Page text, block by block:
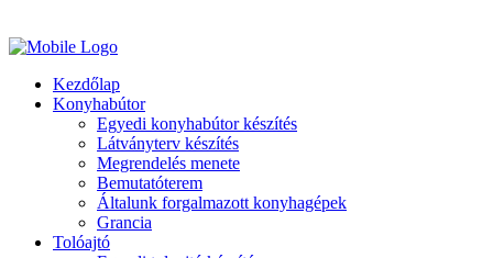
Kezdőlap
Konyhabútor
Egyedi konyhabútor készítés
Látványterv készítés
Megrendelés menete
Bemutatóterem
Általunk forgalmazott konyhagépek
Grancia
Tolóajtó